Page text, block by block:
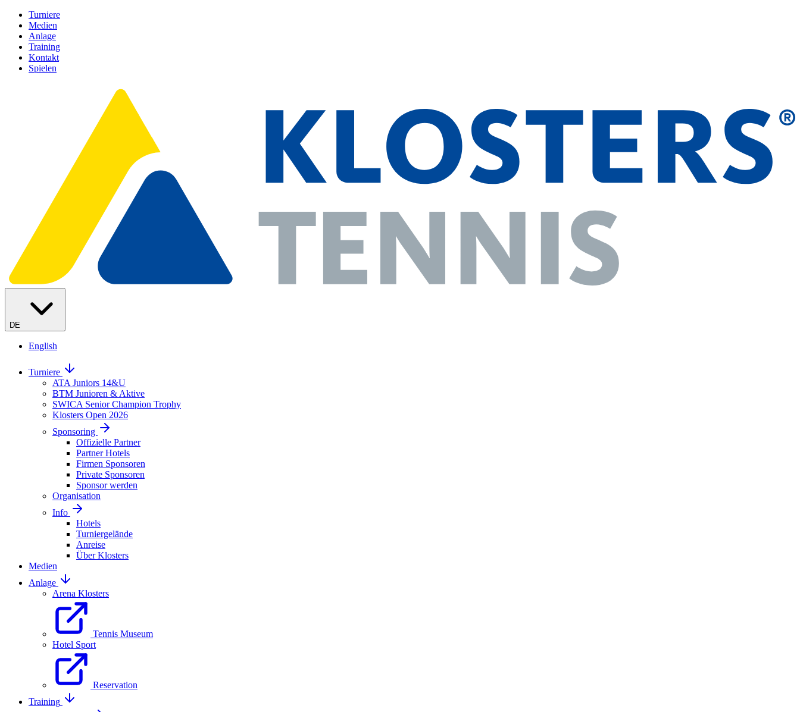
Turniere
Medien
Anlage
Training
Kontakt
Spielen
DE
English
Turniere
ATA Juniors 14&U
BTM Junioren & Aktive
SWICA Senior Champion Trophy
Klosters Open 2026
Sponsoring
Offizielle Partner
Partner Hotels
Firmen Sponsoren
Private Sponsoren
Sponsor werden
Organisation
Info
Hotels
Turniergelände
Anreise
Über Klosters
Medien
Anlage
Arena Klosters
Tennis Museum
Hotel Sport
Reservation
Training